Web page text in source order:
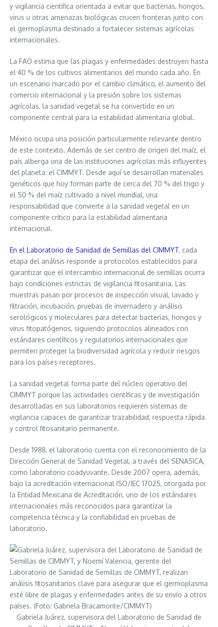
y vigilancia científica orientada a evitar que bacterias, hongos,
virus u otras amenazas biológicas crucen fronteras junto con
el germoplasma destinado a fortalecer sistemas agrícolas
internacionales.
La FAO estima que las plagas y enfermedades destruyen hasta
el 40 % de los cultivos alimentarios del mundo cada año. En
un escenario marcado por el cambio climático, el aumento del
comercio internacional y la presión sobre los sistemas
agrícolas, la sanidad vegetal se ha convertido en un
componente central para la estabilidad alimentaria global.
México ocupa una posición particularmente relevante dentro
de este contexto. Además de ser centro de origen del maíz, el
país alberga una de las instituciones agrícolas más influyentes
del planeta: el CIMMYT. Desde aquí se desarrollan materiales
genéticos que hoy forman parte de cerca del 70 % del trigo y
el 50 % del maíz cultivado a nivel mundial, una
responsabilidad que convierte a la sanidad vegetal en un
componente crítico para la estabilidad alimentaria
internacional.
En el Laboratorio de Sanidad de Semillas del CIMMYT, cada
etapa del análisis responde a protocolos establecidos para
garantizar que el intercambio internacional de semillas ocurra
bajo condiciones estrictas de vigilancia fitosanitaria. Las
muestras pasan por procesos de inspección visual, lavado y
filtración, incubación, pruebas de invernadero y análisis
serológicos y moleculares para detectar bacterias, hongos y
virus fitopatógenos, siguiendo protocolos alineados con
estándares científicos y regulatorios internacionales que
permiten proteger la biodiversidad agrícola y reducir riesgos
para los países receptores.
La sanidad vegetal forma parte del núcleo operativo del
CIMMYT porque las actividades científicas y de investigación
desarrolladas en sus laboratorios requieren sistemas de
vigilancia capaces de garantizar trazabilidad, respuesta rápida
y control fitosanitario permanente.
Desde 1988, el laboratorio cuenta con el reconocimiento de la
Dirección General de Sanidad Vegetal, a través del SENASICA,
como laboratorio coadyuvante. Desde 2007 opera, además,
bajo la acreditación internacional ISO/IEC 17025, otorgada por
la Entidad Mexicana de Acreditación, uno de los estándares
internacionales más reconocidos para garantizar la
competencia técnica y la confiabilidad en pruebas de
laboratorio.
Gabriela Juárez, supervisora del Laboratorio de Sanidad de